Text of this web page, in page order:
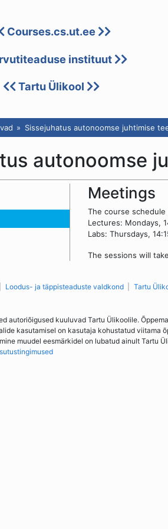
Courses.cs.ut.ee
instituut
Tartu Ülikool
Sissejuhatus autonoomse juhtimise
autonoomse
Meetings
The course schedule
Lectures: Mondays,
Labs: Thursdays,
The sessions will
Loodus- ja täppisteaduste valdkond Tartu
autoriõigused kuuluvad Tartu Ülikoolile.
kasutamisel on kasutaja kohustatud viitama
muudel eesmärkidel on lubatud ainult Tartu